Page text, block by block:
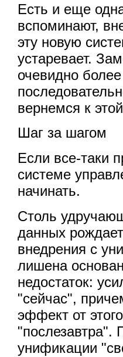
Есть и еще
вспоминают,
эту новую
устаревает.
очевидно
вернемся к
Шаг за шагом
Если все-таки
системе
начинать.
Столь
данных
внедрения с
лишена
недостаток:
"сейчас",
эффект от
"послезавтра".
унификации